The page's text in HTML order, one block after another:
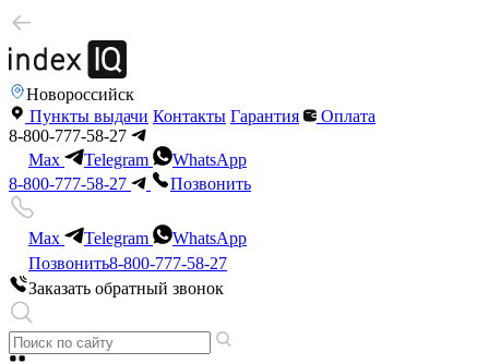
Новороссийск
Пункты выдачи Контакты Гарантия
Оплата
8-800-777-58-27
Max
Telegram
WhatsApp
8-800-777-58-27
Позвонить
Max Telegram
WhatsApp
Позвонить8-800-777-58-27
Заказать обратный звонок